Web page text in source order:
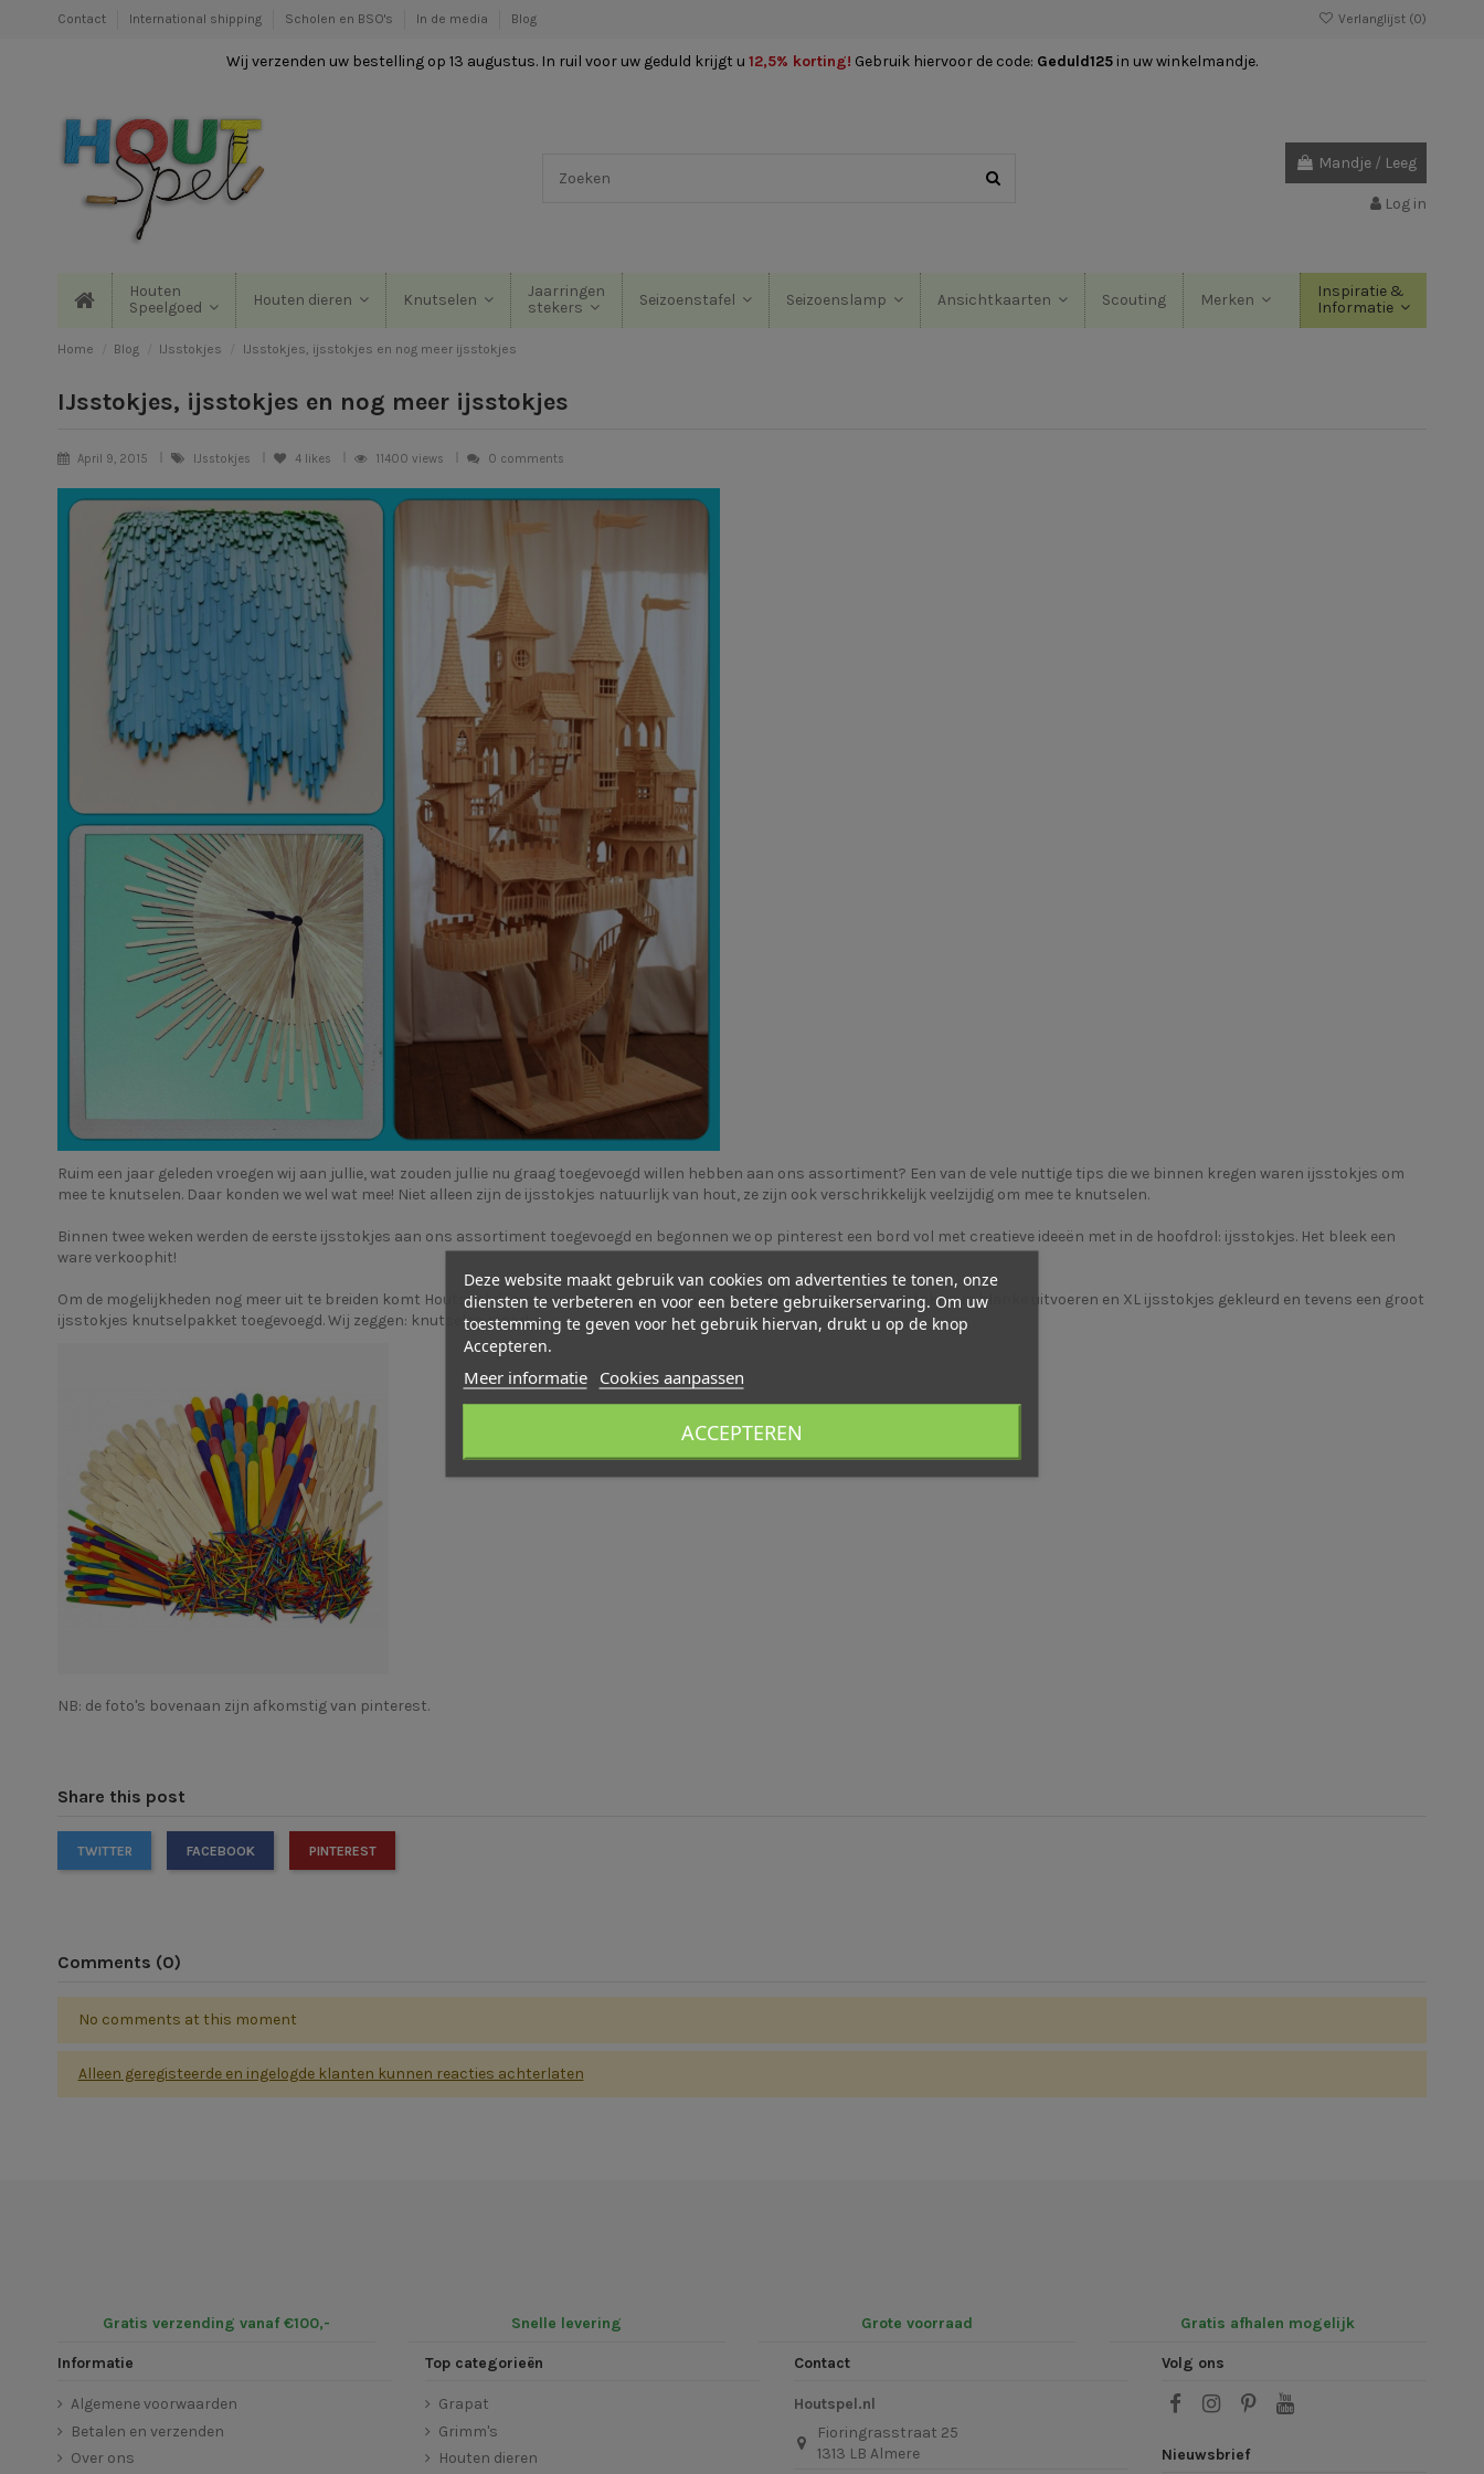
Contact International shipping Scholen en BSO's In de media Blog Verlanglijst (0)
Wij verzenden uw bestelling op 13 augustus. In ruil voor uw geduld krijgt u 12,5% korting! Gebruik hiervoor de code: Geduld125 in uw winkelmandje.
Mandje / Leeg
Log in
Houten
Speelgoed
Houten dieren Knutselen
Jaarringen
stekers
Seizoenstafel Seizoenslamp Ansichtkaarten Scouting Merken
Inspiratie &
Informatie
Home Blog IJsstokjes IJsstokjes, ijsstokjes en nog meer ijsstokjes
IJsstokjes, ijsstokjes en nog meer ijsstokjes
April 9, 2015 IJsstokjes 4 likes 11400 views 0 comments
Ruim een jaar geleden vroegen wij aan jullie, wat zouden jullie nu graag toegevoegd willen hebben aan ons assortiment? Een van de vele nuttige tips die we binnen kregen waren ijsstokjes om
mee te knutselen. Daar konden we wel wat mee! Niet alleen zijn de ijsstokjes natuurlijk van hout, ze zijn ook verschrikkelijk veelzijdig om mee te knutselen.
Binnen twee weken werden de eerste ijsstokjes aan ons assortiment toegevoegd en begonnen we op pinterest een bord vol met creatieve ideeën met in de hoofdrol: ijsstokjes. Het bleek een
ware verkoophit!
Om de mogelijkheden nog meer uit te breiden komt Houtspel daarom nu met .... nog meer ijsstokjes. Zo hebben weXL ijsstokjesin blanke uitvoeren en XL ijsstokjes gekleurd en tevens een groot
ijsstokjes knutselpakket toegevoegd. Wij zeggen: knutselen maar!
NB: de foto's bovenaan zijn afkomstig van pinterest.
Share this post
TWITTER FACEBOOK PINTEREST
Comments (0)
No comments at this moment
Alleen geregisteerde en ingelogde klanten kunnen reacties achterlaten
Gratis verzending vanaf €100,- Snelle levering Grote voorraad Gratis afhalen mogelijk
Informatie
Algemene voorwaarden
Betalen en verzenden
Over ons
Top categorieën
Grapat
Grimm's
Houten dieren
Contact
Houtspel.nl
Fioringrasstraat 25
1313 LB Almere
Deze website maakt gebruik van cookies om advertenties te tonen, onze
diensten te verbeteren en voor een betere gebruikerservaring. Om uw
toestemming te geven voor het gebruik hiervan, drukt u op de knop
Accepteren.
Meer informatie Cookies aanpassen
ACCEPTEREN
Volg ons
Nieuwsbrief